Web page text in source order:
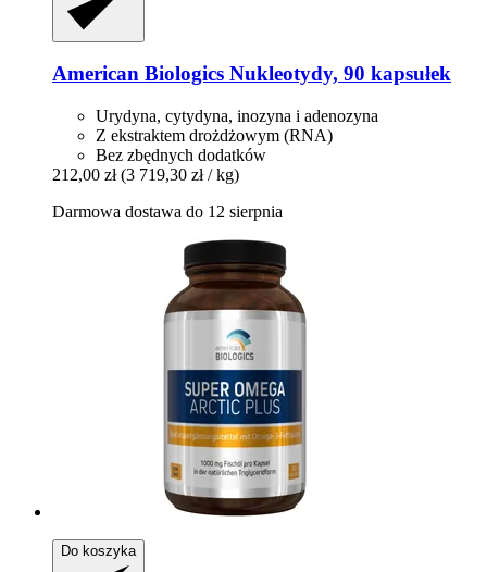
American Biologics Nukleotydy, 90 kapsułek
Urydyna, cytydyna, inozyna i adenozyna
Z ekstraktem drożdżowym (RNA)
Bez zbędnych dodatków
212,00 zł (3 719,30 zł / kg)
Darmowa dostawa do 12 sierpnia
Do koszyka